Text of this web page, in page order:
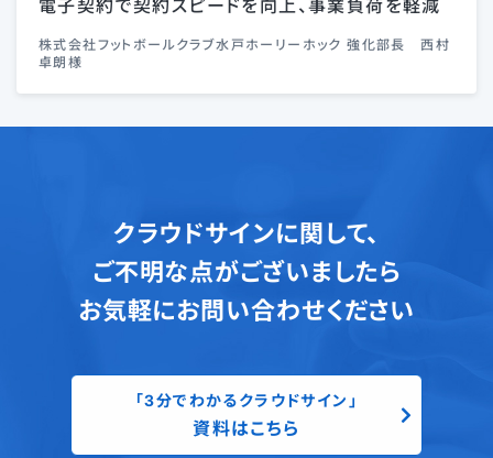
電子契約で契約スピードを向上、事業負荷を軽減
株式会社フットボールクラブ水戸ホーリーホック 強化部長 西村
卓朗様
クラウドサインに関して、
ご不明な点がございましたら
お気軽にお問い合わせください
「3分でわかるクラウドサイン」
資料はこちら